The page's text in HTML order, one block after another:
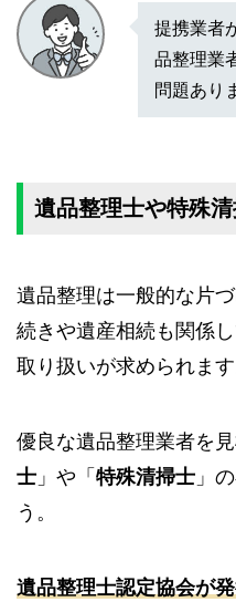
提携業者
品整理業
問題あり
遺品整理士や特殊
遺品整理は一般的な片
続きや遺産相続も関係
取り扱いが求められます
優良な遺品整理業者を
士 」や「 特殊清掃士 」
う。
遺品整理士認定協会が